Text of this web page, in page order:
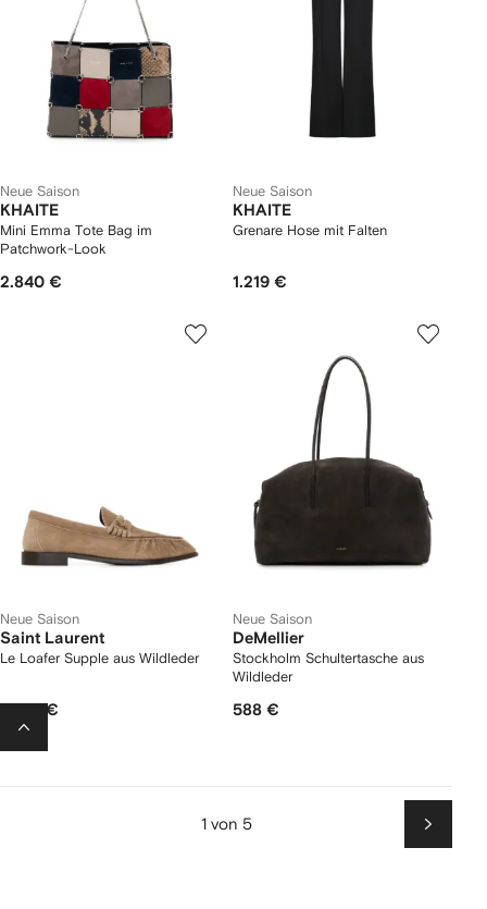
Neue Saison
KHAITE
Mini Emma Tote Bag im
Patchwork-Look
2.840 €
Neue Saison
KHAITE
Grenare Hose mit Falten
1.219 €
Neue Saison
Saint Laurent
Le Loafer Supple aus Wildleder
1.048 €
Neue Saison
DeMellier
Stockholm Schultertasche aus
Wildleder
588 €
1 von 5
Weiter